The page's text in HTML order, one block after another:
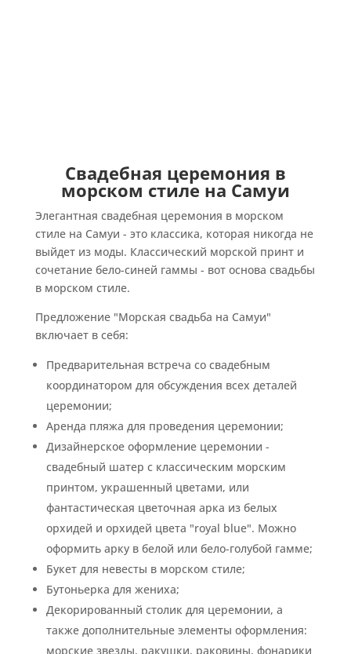
Свадебная церемония в
морском стиле на Самуи
Элегантная свадебная церемония в морском
стиле на Самуи - это классика, которая никогда не
выйдет из моды. Классический морской принт и
сочетание бело-синей гаммы - вот основа свадьбы
в морском стиле.
Предложение "Морская свадьба на Самуи"
включает в себя:
Предварительная встреча со свадебным
координатором для обсуждения всех деталей
церемонии;
Аренда пляжа для проведения церемонии;
Дизайнерское оформление церемонии -
свадебный шатер с классическим морским
принтом, украшенный цветами, или
фантастическая цветочная арка из белых
орхидей и орхидей цвета "royal blue". Можно
оформить арку в белой или бело-голубой гамме;
Букет для невесты в морском стиле;
Бутоньерка для жениха;
Декорированный столик для церемонии, а
также дополнительные элементы оформления:
морские звезды, ракушки, раковины, фонарики